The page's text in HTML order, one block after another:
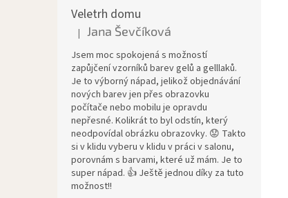
Veletrh domu
Hodnocení produktu je 5 z 5 hvězdiček.
| Jana Ševčíková
Jsem moc spokojená s možností
zapůjčení vzorníků barev gelů a gelllaků.
Je to výborný nápad, jelikož objednávání
nových barev jen přes obrazovku
počítače nebo mobilu je opravdu
nepřesné. Kolikrát to byl odstín, který
neodpovídal obrázku obrazovky. 😟 Takto
si v klidu vyberu v klidu v práci v salonu,
porovnám s barvami, které už mám. Je to
super nápad. 👍 Ještě jednou díky za tuto
možnost!!